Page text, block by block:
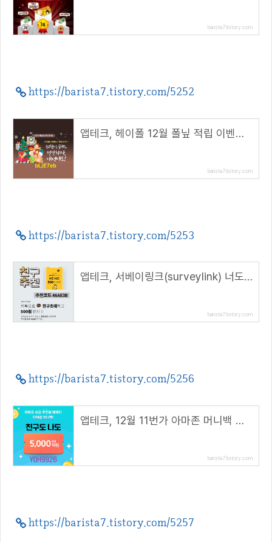
barista7.tistory.com
https://barista7.tistory.com/5252
앱테크, 헤이폴 12월 폴닢 적립 이벤트, 굿바이 2021( 추천 코드 : bLjE7eb )
barista7.tistory.com
https://barista7.tistory.com/5253
앱테크, 서베이링크(surveylink) 너도나도 500 포인트( 추천코드 : 46AE3B )
barista7.tistory.com
https://barista7.tistory.com/5256
앱테크, 12월 11번가 아마존 머니백 이벤트( 추천코드 : YOH9926 )
barista7.tistory.com
https://barista7.tistory.com/5257